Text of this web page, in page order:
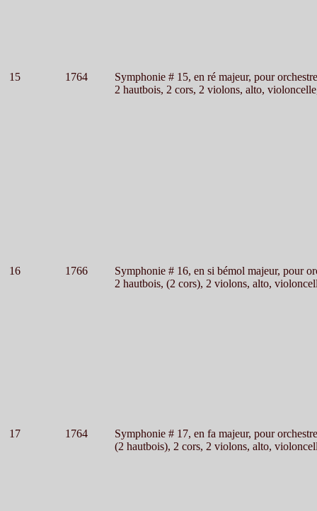
15 1764
Symphonie # 15, en ré majeur, pour orchestre
2 hautbois, 2 cors, 2 violons, alto,
16 1766
Symphonie # 16, en si bémol majeur, pour
2 hautbois, (2 cors), 2 violons, alto,
17 1764
Symphonie # 17, en fa majeur, pour orchestre
(2 hautbois), 2 cors, 2 violons, alto,